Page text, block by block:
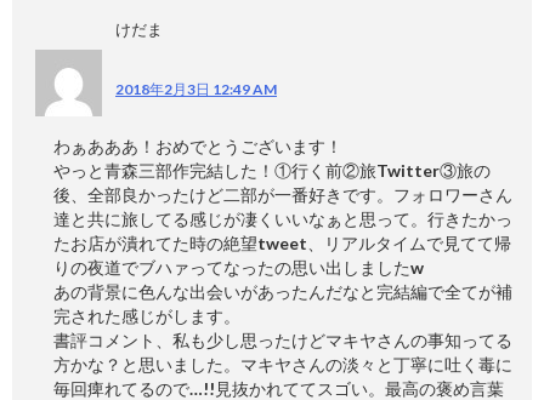
けだま
2018年2月3日 12:49 AM
わぁあああ！おめでとうございます！
やっと青森三部作完結した！①行く前②旅Twitter③旅の
後、全部良かったけど二部が一番好きです。フォロワーさん
達と共に旅してる感じが凄くいいなぁと思って。行きたかっ
たお店が潰れてた時の絶望tweet、リアルタイムで見てて帰
りの夜道でブハァってなったの思い出しましたw
あの背景に色んな出会いがあったんだなと完結編で全てが補
完された感じがします。
書評コメント、私も少し思ったけどマキヤさんの事知ってる
方かな？と思いました。マキヤさんの淡々と丁寧に吐く毒に
毎回痺れてるので…!!見抜かれててスゴい。最高の褒め言葉